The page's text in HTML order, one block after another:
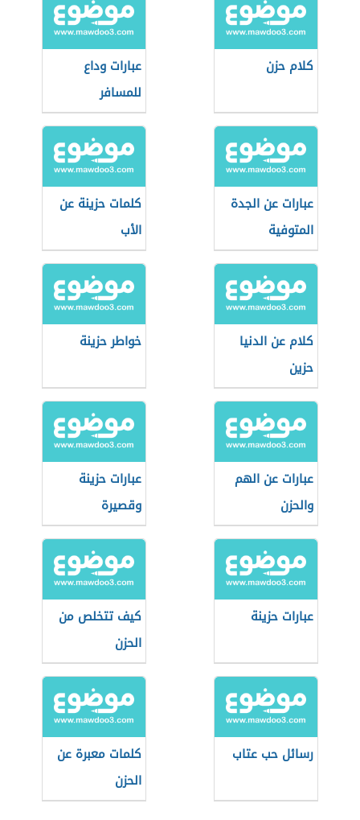
كلام حزن
عبارات وداع
للمسافر
عبارات عن الجدة
المتوفية
كلمات حزينة عن
الأب
كلام عن الدنيا
حزين
خواطر حزينة
عبارات عن الهم
والحزن
عبارات حزينة
وقصيرة
عبارات حزينة
كيف تتخلص من
الحزن
رسائل حب عتاب
كلمات معبرة عن
الحزن